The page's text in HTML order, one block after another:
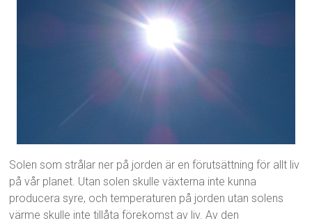
Solen som strålar ner på jorden är en förutsättning för allt liv
på vår planet. Utan solen skulle växterna inte kunna
producera syre, och temperaturen på jorden utan solens
värme skulle inte tillåta förekomst av liv. Av den